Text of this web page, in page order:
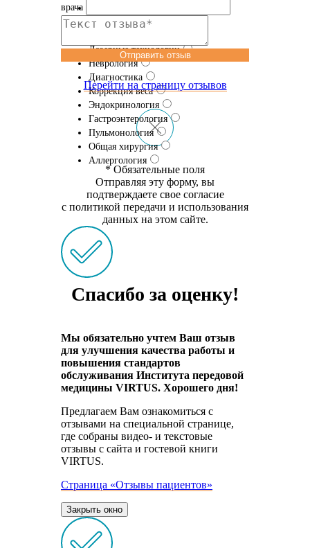
Урология
Лазерные технологии
Неврология
Диагностика
Коррекция веса
Эндокринология
Гастроэнтерология
Пульмонология
Общая хирургия
Аллергология
врача
Отправить отзыв
Перейти на страницу отзывов
* Обязательные поля
Отправляя эту форму, вы
подтверждаете свое согласие
с политикой передачи и использования
данных на этом сайте.
Спасибо за оценку!
Мы обязательно учтем Ваш отзыв
для улучшения качества работы и
повышения стандартов
обслуживания Института передовой
медицины VIRTUS. Хорошего дня!
Предлагаем Вам ознакомиться с
отзывами на специальной странице,
где собраны видео- и текстовые
отзывы с сайта и гостевой книги
VIRTUS.
Страница «Отзывы пациентов»
Закрыть окно